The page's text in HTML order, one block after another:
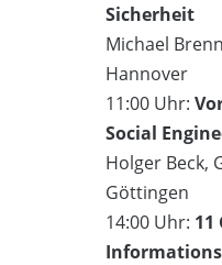
Sicherheit
Michael
Hannover
11:00 Uhr:
Social
Holger Beck,
Göttingen
14:00 Uhr: 11